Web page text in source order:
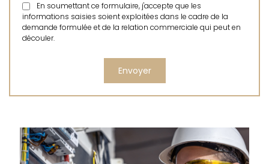
En soumettant ce formulaire, j'accepte que les
informations saisies soient exploitées dans le cadre de la
demande formulée et de la relation commerciale qui peut en
découler.